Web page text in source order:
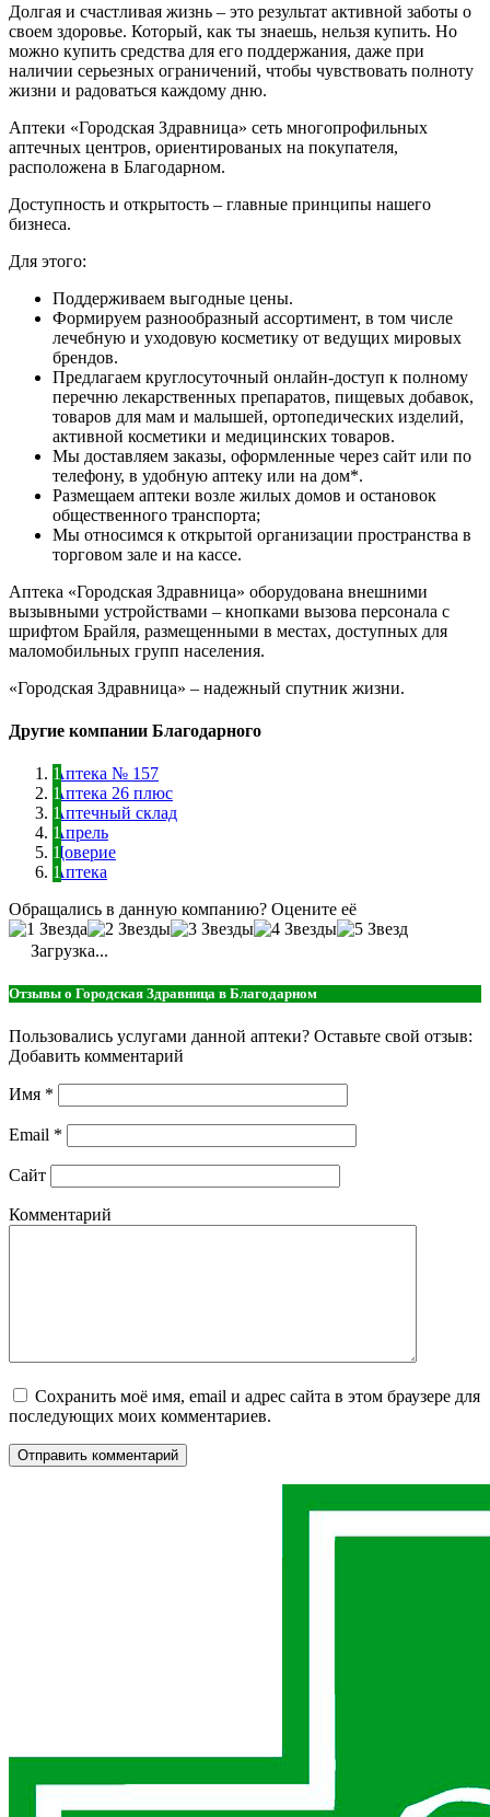
Долгая и счастливая жизнь – это результат активной заботы о
своем здоровье. Который, как ты знаешь, нельзя купить. Но
можно купить средства для его поддержания, даже при
наличии серьезных ограничений, чтобы чувствовать полноту
жизни и радоваться каждому дню.
Аптеки «Городская Здравница» сеть многопрофильных
аптечных центров, ориентированых на покупателя,
расположена в Благодарном.
Доступность и открытость – главные принципы нашего
бизнеса.
Для этого:
Поддерживаем выгодные цены.
Формируем разнообразный ассортимент, в том числе
лечебную и уходовую косметику от ведущих мировых
брендов.
Предлагаем круглосуточный онлайн-доступ к полному
перечню лекарственных препаратов, пищевых добавок,
товаров для мам и малышей, ортопедических изделий,
активной косметики и медицинских товаров.
Мы доставляем заказы, оформленные через сайт или по
телефону, в удобную аптеку или на дом*.
Размещаем аптеки возле жилых домов и остановок
общественного транспорта;
Мы относимся к открытой организации пространства в
торговом зале и на кассе.
Аптека «Городская Здравница» оборудована внешними
вызывными устройствами – кнопками вызова персонала с
шрифтом Брайля, размещенными в местах, доступных для
маломобильных групп населения.
«Городская Здравница» – надежный спутник жизни.
Другие компании Благодарного
Аптека № 157
Аптека 26 плюс
Аптечный склад
Апрель
Доверие
Аптека
Обращались в данную компанию? Оцените её
Загрузка...
Отзывы о Городская Здравница в Благодарном
Пользовались услугами данной аптеки? Оставьте свой отзыв:
Добавить комментарий
Имя *
Email *
Сайт
Комментарий
Сохранить моё имя, email и адрес сайта в этом браузере для
последующих моих комментариев.